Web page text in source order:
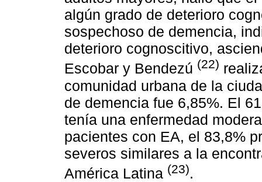
algún grado de deterioro
sospechoso de demencia,
deterioro cognoscitivo,
Escobar y Bendezú (22)
comunidad urbana de la
de demencia fue 6,85%. El
tenía una enfermedad
pacientes con EA, el 83,8%
severos similares a la
América Latina (23).